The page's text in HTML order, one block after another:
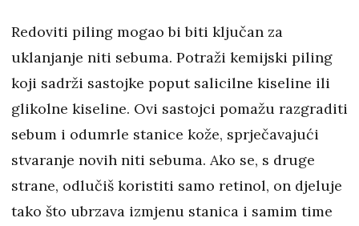
Redoviti piling mogao bi biti ključan za
uklanjanje niti sebuma. Potraži kemijski piling
koji sadrži sastojke poput salicilne kiseline ili
glikolne kiseline. Ovi sastojci pomažu razgraditi
sebum i odumrle stanice kože, sprječavajući
stvaranje novih niti sebuma. Ako se, s druge
strane, odlučiš koristiti samo retinol, on djeluje
tako što ubrzava izmjenu stanica i samim time